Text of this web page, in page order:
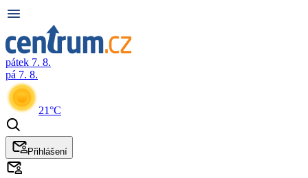
pátek 7. 8.
pá 7. 8.
21°C
Přihlášení